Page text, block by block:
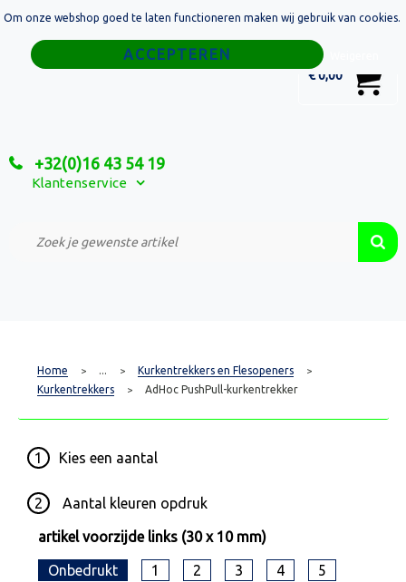
€ 0,00
+32(0)16 43 54 19
Klantenservice
Home
Relatiegeschenken
Custom Made Projecten
Home > ... > Kurkentrekkers en Flesopeners >
Kurkentrekkers > AdHoc PushPull-kurkentrekker
1 Kies een aantal
2 Aantal kleuren opdruk
artikel voorzijde links (30 x 10 mm)
Onbedrukt 1 2 3 4 5
Om onze webshop goed te laten functioneren maken wij gebruik van cookies.